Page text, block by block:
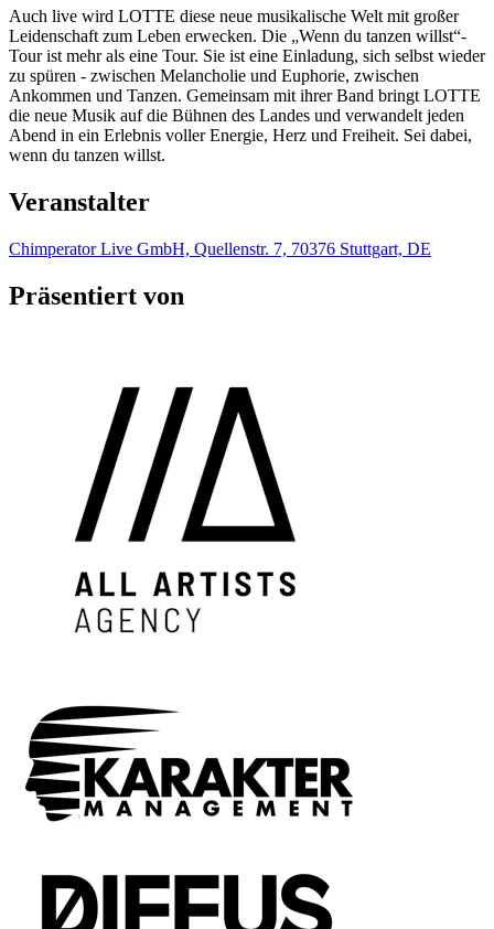
Auch live wird LOTTE diese neue musikalische Welt mit großer
Leidenschaft zum Leben erwecken. Die „Wenn du tanzen willst“-
Tour ist mehr als eine Tour. Sie ist eine Einladung, sich selbst wieder
zu spüren - zwischen Melancholie und Euphorie, zwischen
Ankommen und Tanzen. Gemeinsam mit ihrer Band bringt LOTTE
die neue Musik auf die Bühnen des Landes und verwandelt jeden
Abend in ein Erlebnis voller Energie, Herz und Freiheit. Sei dabei,
wenn du tanzen willst.
Veranstalter
Chimperator Live GmbH, Quellenstr. 7, 70376 Stuttgart, DE
Präsentiert von